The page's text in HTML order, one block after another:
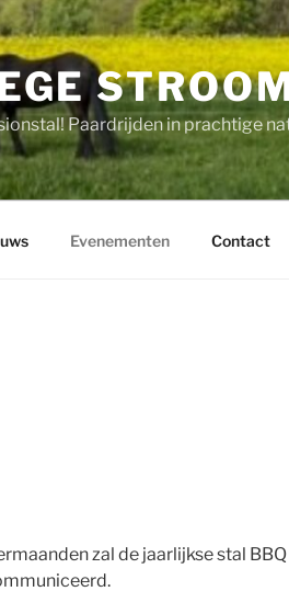
Paardrijden in prachtige
Evenementen Contact
zal de jaarlijkse stal